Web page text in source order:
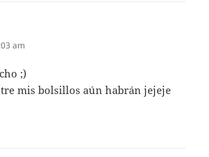
am
;)
mis bolsillos aún habrán jejeje